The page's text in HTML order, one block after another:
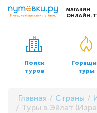
МАГАЗИН
ОНЛАЙН-
Сервисы
Бронирование отелей
Трансфер
Поиск
туров
туры
Главная Страны
Туры в Эйлат